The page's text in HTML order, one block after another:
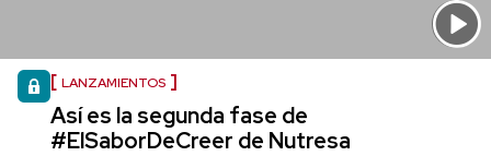
LANZAMIENTOS
Así es la segunda fase de
#ElSaborDeCreer de Nutresa